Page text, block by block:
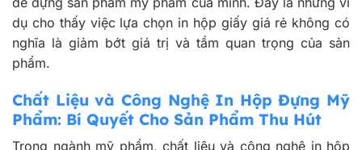
dụ cho thấy việc lựa chọn in hộp giấy giá rẻ không có
nghĩa là giảm bớt giá trị và tầm quan trọng của sản
phẩm.
Chất Liệu và Công Nghệ In Hộp Đựng Mỹ
Phẩm: Bí Quyết Cho Sản Phẩm Thu Hút
Trong ngành mỹ phẩm, chất liệu và công nghệ in hộp